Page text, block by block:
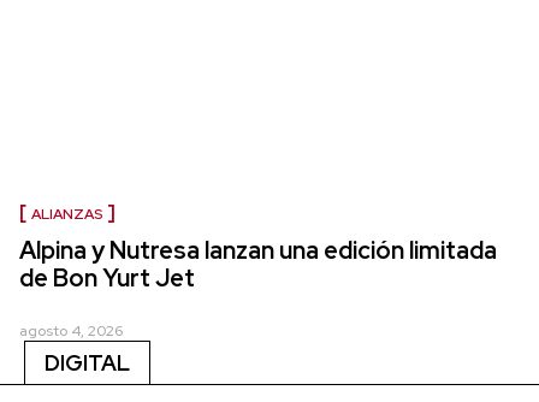
ALIANZAS
Alpina y Nutresa lanzan una edición limitada
de Bon Yurt Jet
agosto 4, 2026
DIGITAL